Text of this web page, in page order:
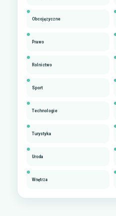
Obcojęzyczne
Prawo
Rolnictwo
Sport
Technologie
Turystyka
Uroda
Wnętrza